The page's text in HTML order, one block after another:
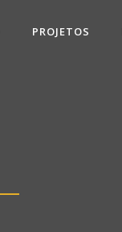
PROJETOS